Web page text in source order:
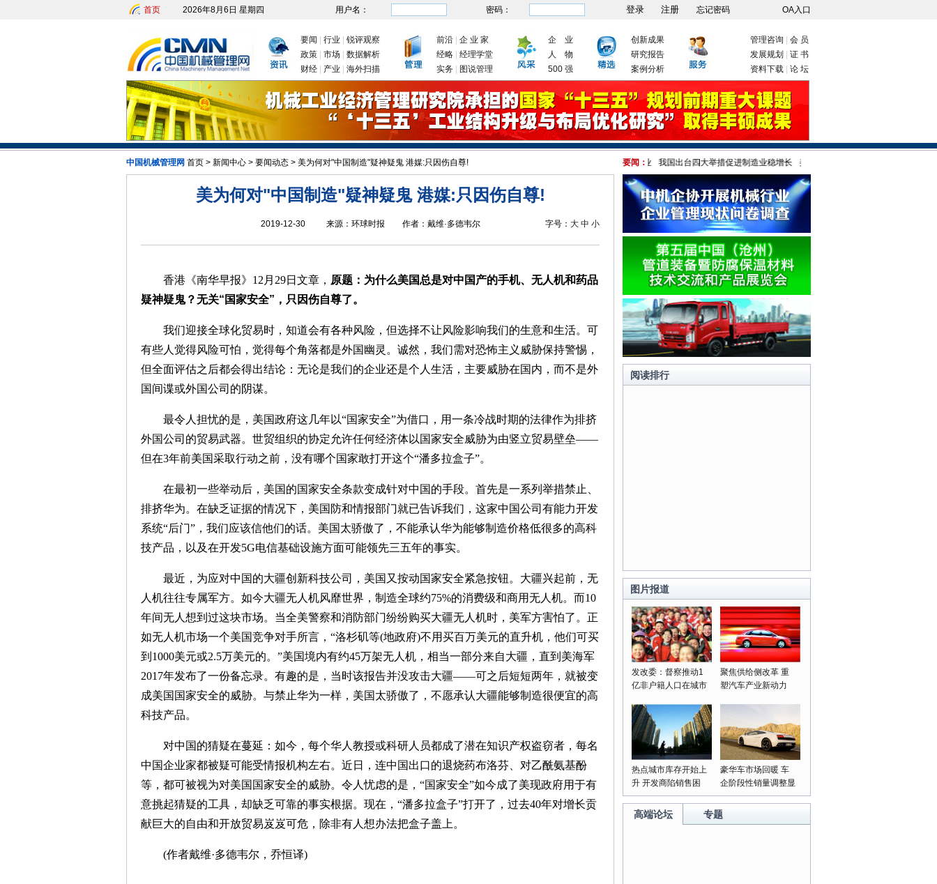
首页 2026年8月6日 星期四 用户名： 密码： 忘记密码 OA入口
要闻 行业
锐评观察
政策
市场
数据解析
财经
产业 海外扫描
前沿
企 业 家
经略
经理学堂
实务
图说管理
企 业
人 物
500 强
创新成果
研究报告
案例分析
管理咨询
会 员
发展规划
证 书
资料下载
论 坛
中国机械管理网 首页 > 新闻中心 > 要闻动态 > 美为何对"中国制造"疑神疑鬼 港媒:只因伤自尊! 要闻：
发改委：九大举措有序推动企业复工复产 新年首次国务院常务会议为何聚焦制造业 我国出台四大举措促进制造业稳增长 美为何对"中国制造"疑神疑鬼 港媒:只因伤
美为何对"中国制造"疑神疑鬼 港媒:只因伤自尊!
字号： 大 中 小
2019-12-30 来源： 环球时报 作者： 戴维·多德韦尔
香港《南华早报》12月29日文章， 原题：为什么美国总是对中国产的手机、无人机和药品
疑神疑鬼？无关“国家安全”，只因伤自尊了。
我们迎接全球化贸易时，知道会有各种风险，但选择不让风险影响我们的生意和生活。可
有些人觉得风险可怕，觉得每个角落都是外国幽灵。诚然，我们需对恐怖主义威胁保持警惕，
但全面评估之后都会得出结论：无论是我们的企业还是个人生活，主要威胁在国内，而不是外
国间谍或外国公司的阴谋。
最令人担忧的是，美国政府这几年以“国家安全”为借口，用一条冷战时期的法律作为排挤
外国公司的贸易武器。世贸组织的协定允许任何经济体以国家安全威胁为由竖立贸易壁垒——
但在3年前美国采取行动之前，没有哪个国家敢打开这个“潘多拉盒子”。
在最初一些举动后，美国的国家安全条款变成针对中国的手段。首先是一系列举措禁止、
排挤华为。在缺乏证据的情况下，美国防和情报部门就已告诉我们，这家中国公司有能力开发
系统“后门”，我们应该信他们的话。美国太骄傲了，不能承认华为能够制造价格低很多的高科
技产品，以及在开发5G电信基础设施方面可能领先三五年的事实。
最近，为应对中国的大疆创新科技公司，美国又按动国家安全紧急按钮。大疆兴起前，无
人机往往专属军方。如今大疆无人机风靡世界，制造全球约75%的消费级和商用无人机。而10
年间无人想到过这块市场。当全美警察和消防部门纷纷购买大疆无人机时，美军方害怕了。正
如无人机市场一个美国竞争对手所言，“洛杉矶等(地政府)不用买百万美元的直升机，他们可买
到1000美元或2.5万美元的。”美国境内有约45万架无人机，相当一部分来自大疆，直到美海军
2017年发布了一份备忘录。有趣的是，当时该报告并没攻击大疆——可之后短短两年，就被变
成美国国家安全的威胁。与禁止华为一样，美国太骄傲了，不愿承认大疆能够制造很便宜的高
科技产品。
对中国的猜疑在蔓延：如今，每个华人教授或科研人员都成了潜在知识产权盗窃者，每名
中国企业家都被疑可能受情报机构左右。近日，连中国出口的退烧药布洛芬、对乙酰氨基酚
等，都可被视为对美国国家安全的威胁。令人忧虑的是，“国家安全”如今成了美现政府用于有
意挑起猜疑的工具，却缺乏可靠的事实根据。现在，“潘多拉盒子”打开了，过去40年对增长贡
献巨大的自由和开放贸易岌岌可危，除非有人想办法把盒子盖上。
(作者戴维·多德韦尔，乔恒译)
阅读排行
图片报道
发改委：督察推动1
亿非户籍人口在城市
聚焦供给侧改革 重
塑汽车产业新动力
热点城市库存开始上
升 开发商陷销售困
局
豪华车市场回暖 车
企阶段性销量调整显
成果
高端论坛 专题